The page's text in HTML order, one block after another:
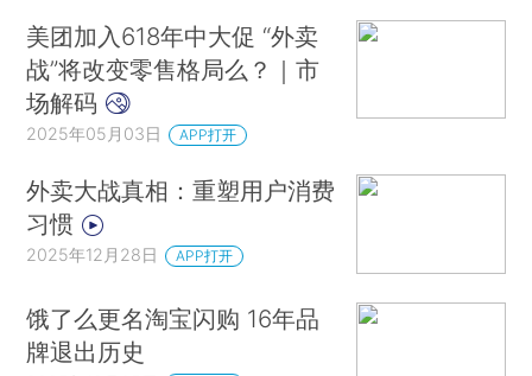
美团加入618年中大促 “外卖
战”将改变零售格局么？｜市
场解码
2025年05月03日 APP打开
外卖大战真相：重塑用户消费
习惯
2025年12月28日 APP打开
饿了么更名淘宝闪购 16年品
牌退出历史